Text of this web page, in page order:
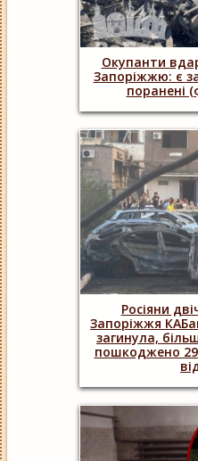
Окупанти
Запоріжжю: є
поранені
Росіяни
Запоріжжя
загинула,
пошкоджено